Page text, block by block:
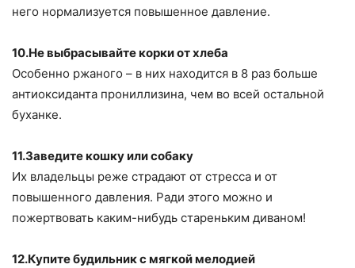
него нормализуется повышенное давление.
10.Не выбрасывайте корки от хлеба
Особенно ржаного – в них находится в 8 раз больше
антиоксиданта прониллизина, чем во всей остальной
буханке.
11.Заведите кошку или собаку
Их владельцы реже страдают от стресса и от
повышенного давления. Ради этого можно и
пожертвовать каким-нибудь стареньким диваном!
12.Купите будильник с мягкой мелодией